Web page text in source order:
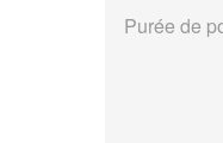
Purée de